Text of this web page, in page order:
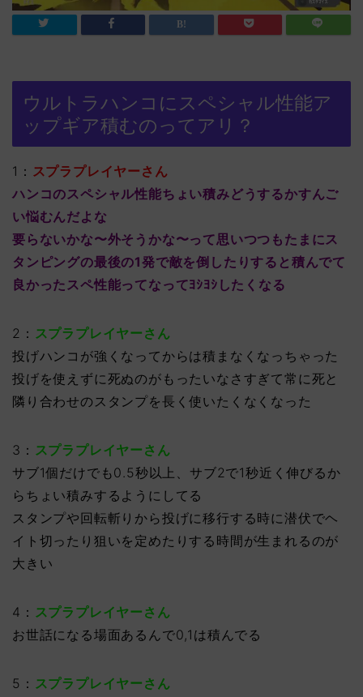
ウルトラハンコにスペシャル性能ア
ップギア積むのってアリ？
1： スプラプレイヤーさん
ハンコのスペシャル性能ちょい積みどうするかすんご
い悩むんだよな
要らないかな〜外そうかな〜って思いつつもたまにス
タンピングの最後の1発で敵を倒したりすると積んでて
良かったスペ性能ってなってﾖｼﾖｼしたくなる
2： スプラプレイヤーさん
投げハンコが強くなってからは積まなくなっちゃった
投げを使えずに死ぬのがもったいなさすぎて常に死と
隣り合わせのスタンプを長く使いたくなくなった
3： スプラプレイヤーさん
サブ1個だけでも0.5秒以上、サブ2で1秒近く伸びるか
らちょい積みするようにしてる
スタンプや回転斬りから投げに移行する時に潜伏でヘ
イト切ったり狙いを定めたりする時間が生まれるのが
大きい
4： スプラプレイヤーさん
お世話になる場面あるんで0,1は積んでる
5： スプラプレイヤーさん